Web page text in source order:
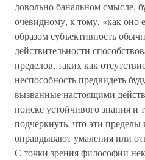
довольно банальном смысле,
очевидному, к тому, «как оно
образом субъективность
действительности
пределов, таких как
неспособность предвидеть
вызванные настоящими
поиске устойчивого знания и
подчеркнуть, что эти
оправдывают умаления или
С точки зрения философии